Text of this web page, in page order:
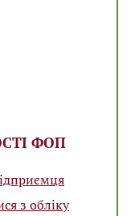
ФОП
з обліку